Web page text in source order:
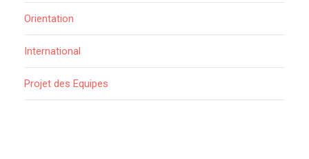
Orientation
International
Projet des Equipes